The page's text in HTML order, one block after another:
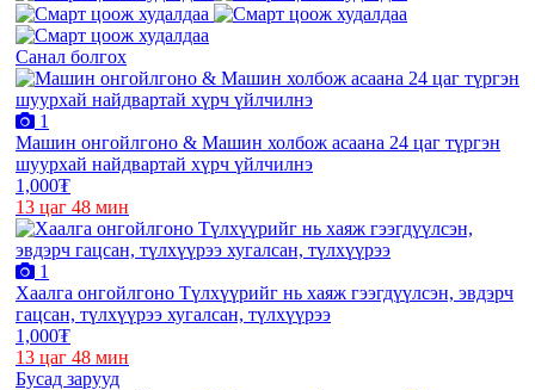
Санал болгох
1
Машин онгойлгоно & Машин холбож асаана 24 цаг түргэн
шуурхай найдвартай хүрч үйлчилнэ
1,000₮
13 цаг 48 мин
1
Хаалга онгойлгоно Түлхүүрийг нь хаяж гээгдүүлсэн, эвдэрч
гацсан, түлхүүрээ хугалсан, түлхүүрээ
1,000₮
13 цаг 48 мин
Бусад зарууд